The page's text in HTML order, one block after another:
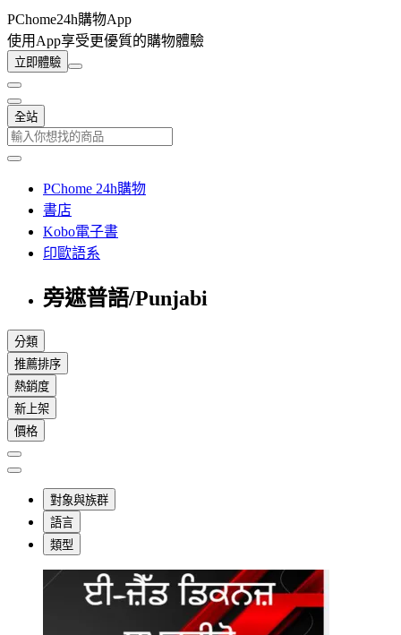
PChome24h購物App
使用App享受更優質的購物體驗
立即體驗
全站
PChome 24h購物
書店
Kobo電子書
印歐語系
旁遮普語/Punjabi
分類
推薦排序
熱銷度
新上架
價格
對象與族群
語言
類型